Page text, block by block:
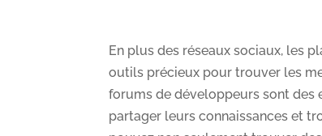
En plus des réseaux sociaux, les
outils précieux pour trouver les
forums de développeurs sont des
partager leurs connaissances et